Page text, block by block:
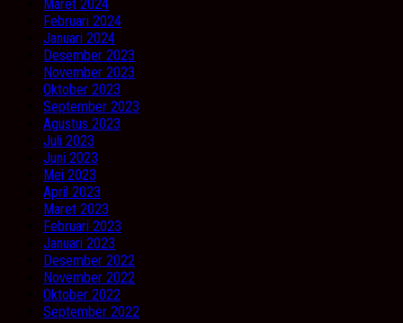
Maret 2024
Februari 2024
Januari 2024
Desember 2023
November 2023
Oktober 2023
September 2023
Agustus 2023
Juli 2023
Juni 2023
Mei 2023
April 2023
Maret 2023
Februari 2023
Januari 2023
Desember 2022
November 2022
Oktober 2022
September 2022